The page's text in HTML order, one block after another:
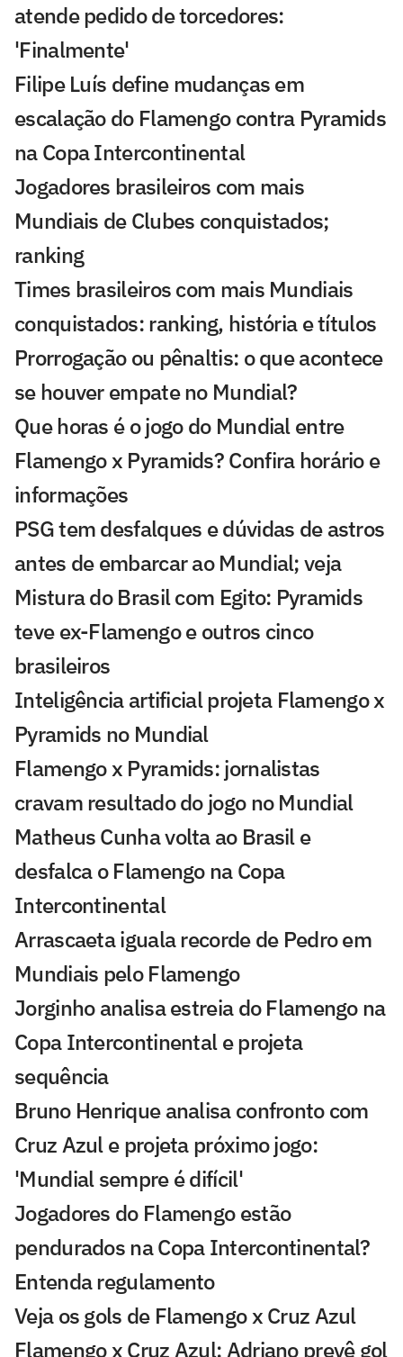
atende pedido de torcedores:
'Finalmente'
Filipe Luís define mudanças em
escalação do Flamengo contra Pyramids
na Copa Intercontinental
Jogadores brasileiros com mais
Mundiais de Clubes conquistados;
ranking
Times brasileiros com mais Mundiais
conquistados: ranking, história e títulos
Prorrogação ou pênaltis: o que acontece
se houver empate no Mundial?
Que horas é o jogo do Mundial entre
Flamengo x Pyramids? Confira horário e
informações
PSG tem desfalques e dúvidas de astros
antes de embarcar ao Mundial; veja
Mistura do Brasil com Egito: Pyramids
teve ex-Flamengo e outros cinco
brasileiros
Inteligência artificial projeta Flamengo x
Pyramids no Mundial
Flamengo x Pyramids: jornalistas
cravam resultado do jogo no Mundial
Matheus Cunha volta ao Brasil e
desfalca o Flamengo na Copa
Intercontinental
Arrascaeta iguala recorde de Pedro em
Mundiais pelo Flamengo
Jorginho analisa estreia do Flamengo na
Copa Intercontinental e projeta
sequência
Bruno Henrique analisa confronto com
Cruz Azul e projeta próximo jogo:
'Mundial sempre é difícil'
Jogadores do Flamengo estão
pendurados na Copa Intercontinental?
Entenda regulamento
Veja os gols de Flamengo x Cruz Azul
Flamengo x Cruz Azul: Adriano prevê gol